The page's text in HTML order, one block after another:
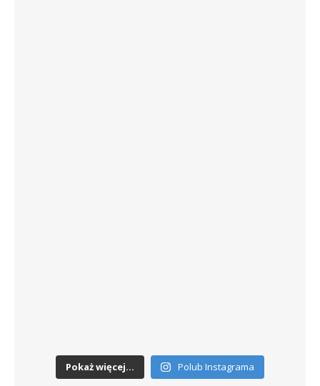
Pokaż więcej... Polub Instagrama